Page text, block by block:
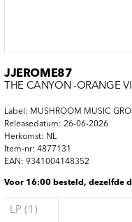
JJEROME87
THE CANYON -ORANGE
Label: MUSHROOM MUSIC
Releasedatum: 26-06-2026
Herkomst: NL
Item-nr: 4877131
EAN: 9341004148352
Voor 16:00 besteld, dezelfde
LP (1)